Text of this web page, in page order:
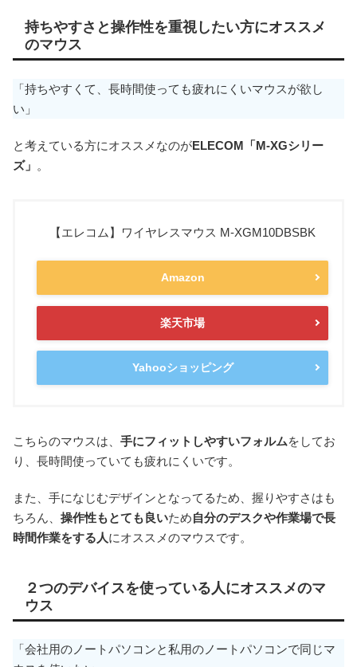
持ちやすさと操作性を重視したい方にオススメ
のマウス
「持ちやすくて、長時間使っても疲れにくいマウスが欲し
い」
と考えている方にオススメなのがELECOM「M-XGシリー
ズ」 。
【エレコム】ワイヤレスマウス M-XGM10DBSBK
Amazon
楽天市場
Yahooショッピング
こちらのマウスは、 手にフィットしやすいフォルムをしてお
り、長時間使っていても疲れにくいです。
また、手になじむデザインとなってるため、握りやすさはも
ちろん、 操作性もとても良いため自分のデスクや作業場で長
時間作業をする人にオススメのマウスです。
２つのデバイスを使っている人にオススメのマ
ウス
「会社用のノートパソコンと私用のノートパソコンで同じマ